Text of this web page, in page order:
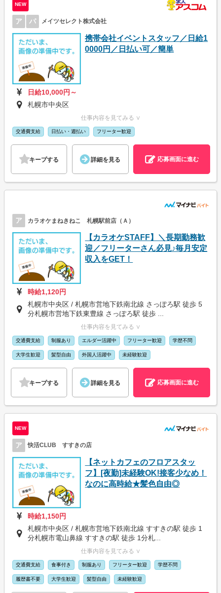
NEW
ア パ メイツセレクト株式会社
携帯会社イベントスタッフ／日給1
0000円／日払い可／簡単
日給10,000円～
札幌市中央区
仕事内容を見てみる ∨
交通費支給 日払い・週払い フリーター歓迎
キープする 詳細を見る 応募画面に進む
ア カラオケまねきねこ 札幌駅前店（Ａ）
【カラオケSTAFF】＼長期勤務歓
迎／フリーターさん必見♪毎月安定
収入をGET！
時給1,120円
札幌市中央区 / 札幌市営地下鉄南北線 さっぽろ駅 徒歩 5
分札幌市営地下鉄東豊線 さっぽろ駅 徒歩 ...
仕事内容を見てみる ∨
交通費支給 制服あり エルダー活躍中 フリーター歓迎 学歴不問
大学生歓迎 髪型自由 外国人活躍中 未経験歓迎
キープする 詳細を見る 応募画面に進む
NEW
ア 快活CLUB すすきの店
【ネットカフェのフロアスタッ
フ】[夜勤]未経験OK!接客少なめ！
なのに高時給★髪色自由◎
時給1,150円
札幌市中央区 / 札幌市営地下鉄南北線 すすきの駅 徒歩 1
分札幌市電山鼻線 すすきの駅 徒歩 1分札...
仕事内容を見てみる ∨
交通費支給 食事付き 制服あり フリーター歓迎 学歴不問
履歴書不要 大学生歓迎 髪型自由 未経験歓迎